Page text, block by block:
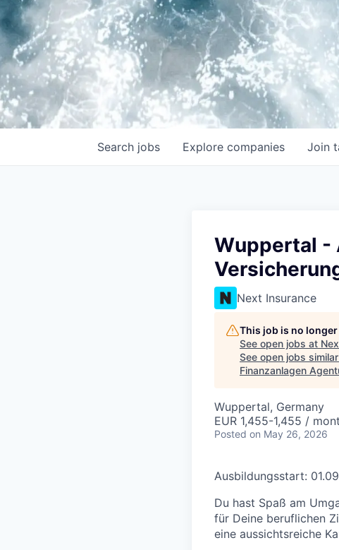
Search jobs Explore companies Join
Wuppertal -
Next Insurance
This job is no
See open jobs at
See open jobs
Finanzanlagen
Wuppertal, Germany
EUR 1,455-1,455 /
Posted on May 26, 2026
Ausbildungsstart:
Du hast Spaß am
für Deine beruflichen
eine aussichtsreiche